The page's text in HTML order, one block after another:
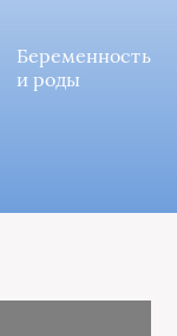
Беременность
и роды